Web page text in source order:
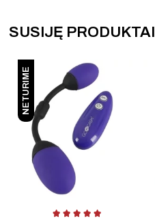
SUSIJĘ PRODUKTAI
NETURIME
Įvertinimas:3.00